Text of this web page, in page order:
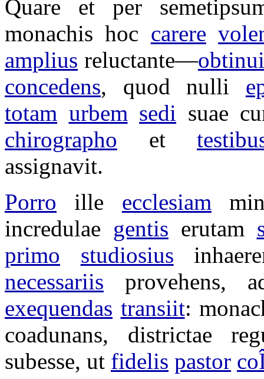
Quare et per
monachis hoc carere
amplius reluctante—
concedens, quod nulli
totam urbem sedi suae
chirographo et
assignavit.
Porro ille ecclesiam
incredulae gentis erutam
primo
studiosius
necessariis
provehens,
exequendas transiit:
coadunans, districtae
subesse, ut fidelis pastor